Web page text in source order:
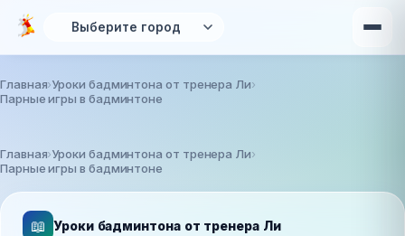
Перейти к основному содержанию
Вы здесь
Главная Уроки бадминтона от тренера Ли
Парные игры в бадминтоне
Главная Уроки бадминтона от тренера Ли
Парные игры в бадминтоне
📖 Уроки бадминтона от тренера Ли